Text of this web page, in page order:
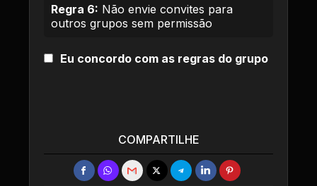
Regra 6: Não envie convites para
outros grupos sem permissão
Eu concordo com as regras do grupo
COMPARTILHE